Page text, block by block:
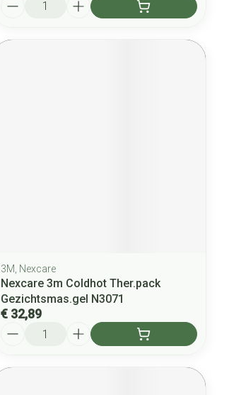
3M, Nexcare
Nexcare 3m Coldhot Ther.pack
Gezichtsmas.gel N3071
€ 32,89